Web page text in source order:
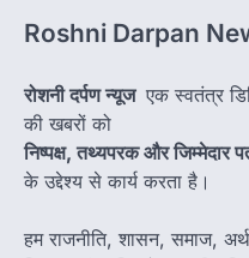
Roshni Darpan
रोशनी दर्पण न्यूज एक स्वतंत्र
की खबरों को
निष्पक्ष, तथ्यपरक और जिम्मेदार
के उद्देश्य से कार्य करता है।
हम राजनीति, शासन, समाज,